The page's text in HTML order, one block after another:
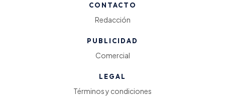
CONTACTO
Redacción
PUBLICIDAD
Comercial
LEGAL
Términos y condiciones